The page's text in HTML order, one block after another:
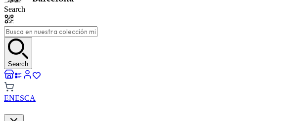
Search
Search
ENESCA